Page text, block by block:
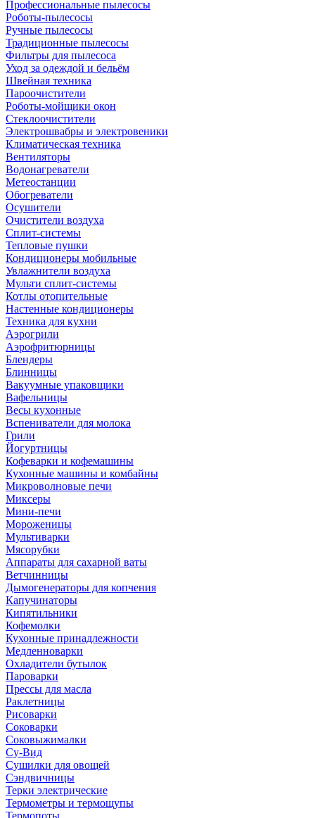
Профессиональные пылесосы
Роботы-пылесосы
Ручные пылесосы
Традиционные пылесосы
Фильтры для пылесоса
Уход за одеждой и бельём
Швейная техника
Пароочистители
Роботы-мойщики окон
Стеклоочистители
Электрошвабры и электровеники
Климатическая техника
Вентиляторы
Водонагреватели
Метеостанции
Обогреватели
Осушители
Очистители воздуха
Сплит-системы
Тепловые пушки
Кондиционеры мобильные
Увлажнители воздуха
Мульти сплит-системы
Котлы отопительные
Настенные кондиционеры
Техника для кухни
Аэрогрили
Аэрофритюрницы
Блендеры
Блинницы
Вакуумные упаковщики
Вафельницы
Весы кухонные
Вспениватели для молока
Грили
Йогуртницы
Кофеварки и кофемашины
Кухонные машины и комбайны
Микроволновые печи
Миксеры
Мини-печи
Мороженицы
Мультиварки
Мясорубки
Аппараты для сахарной ваты
Ветчинницы
Дымогенераторы для копчения
Капучинаторы
Кипятильники
Кофемолки
Кухонные принадлежности
Медленноварки
Охладители бутылок
Пароварки
Прессы для масла
Раклетницы
Рисоварки
Соковарки
Соковыжималки
Су-Вид
Сушилки для овощей
Сэндвичницы
Терки электрические
Термометры и термощупы
Термопоты